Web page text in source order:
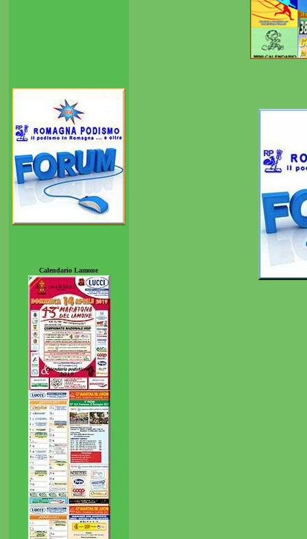
Calendario Lamone